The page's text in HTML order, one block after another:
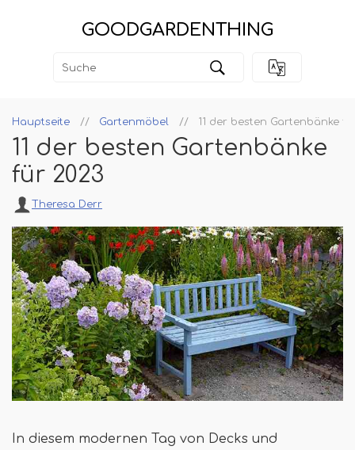
GOODGARDENTHING
Hauptseite Gartenmöbel 11 der besten Gartenbänke
11 der besten Gartenbänke
für 2023
Theresa Derr
In diesem modernen Tag von Decks und